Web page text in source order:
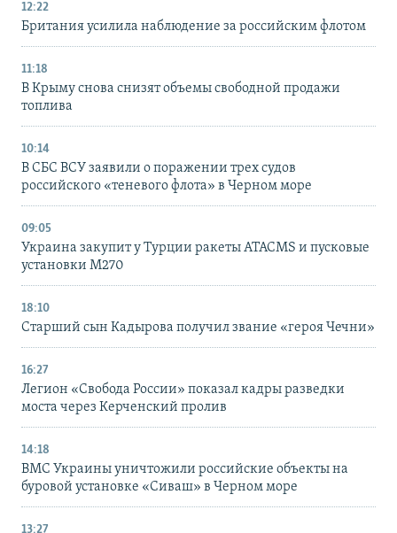
12:22
Британия усилила наблюдение за российским флотом
11:18
В Крыму снова снизят объемы свободной продажи
топлива
10:14
В СБС ВСУ заявили о поражении трех судов
российского «теневого флота» в Черном море
09:05
Украина закупит у Турции ракеты ATACMS и пусковые
установки M270
18:10
Старший сын Кадырова получил звание «героя Чечни»
16:27
Легион «Свобода России» показал кадры разведки
моста через Керченский пролив
14:18
ВМС Украины уничтожили российские объекты на
буровой установке «Сиваш» в Черном море
13:27